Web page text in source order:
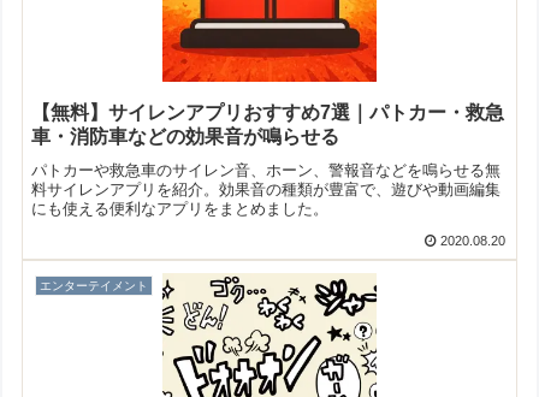
【無料】サイレンアプリおすすめ7選｜パトカー・救急
車・消防車などの効果音が鳴らせる
パトカーや救急車のサイレン音、ホーン、警報音などを鳴らせる無
料サイレンアプリを紹介。効果音の種類が豊富で、遊びや動画編集
にも使える便利なアプリをまとめました。
2020.08.20
エンターテイメント